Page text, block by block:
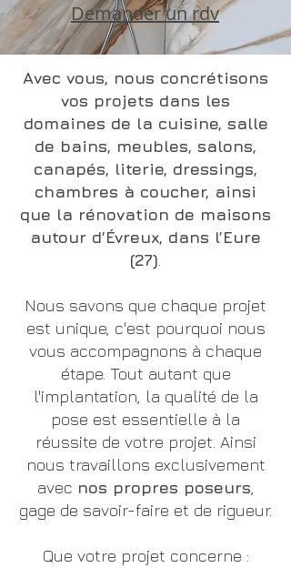
Demander un rdv
Avec vous, nous concrétisons
vos projets dans les
domaines de la cuisine, salle
de bains, meubles, salons,
canapés, literie, dressings,
chambres à coucher, ainsi
que la rénovation de maisons
autour d’Évreux, dans l’Eure
(27)
Nous savons que chaque projet
est unique, c'est pourquoi nous
vous accompagnons à chaque
étape. Tout autant que
l'implantation, la qualité de la
pose est essentielle à la
réussite de votre projet. Ainsi
nous travaillons exclusivement
avec nos propres poseurs
gage de savoir-faire et de rigueur.
Que votre projet concerne :